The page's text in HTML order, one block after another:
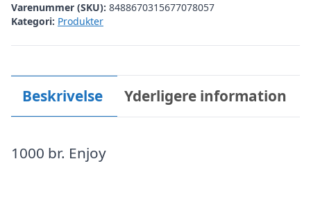
Varenummer (SKU): 8488670315677078057
Kategori: Produkter
Beskrivelse Yderligere information
1000 br. Enjoy